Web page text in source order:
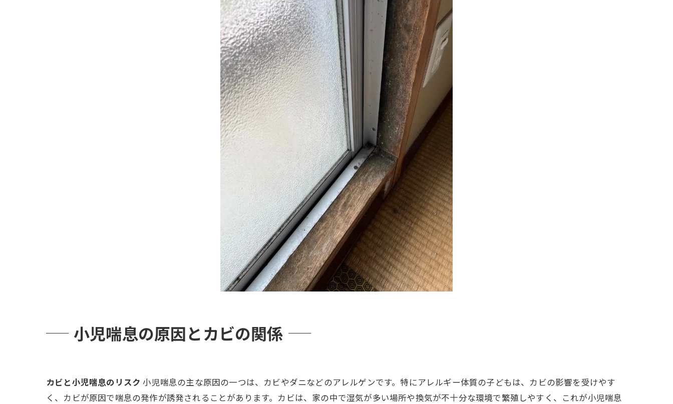
小児喘息の原因とカビの関係
カビと小児喘息のリスク 小児喘息の主な原因の一つは、カビやダニなどのアレルゲンです。特にアレルギー体質の子どもは、カビの影響を受けやす
く、カビが原因で喘息の発作が誘発されることがあります。カビは、家の中で湿気が多い場所や換気が不十分な環境で繁殖しやすく、これが小児喘息